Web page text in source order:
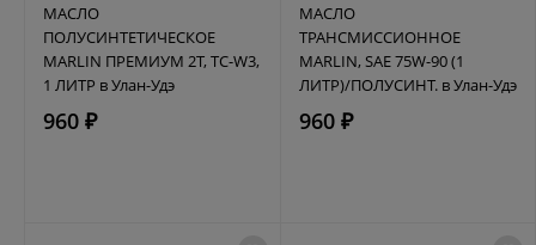
МАСЛО
ПОЛУСИНТЕТИЧЕСКОЕ
MARLIN ПРЕМИУМ 2Т, TC-W3,
1 ЛИТР в Улан-Удэ
960 ₽
МАСЛО
ТРАНСМИССИОННОЕ
MARLIN, SAE 75W-90 (1
ЛИТР)/ПОЛУСИНТ. в Улан-Удэ
960 ₽